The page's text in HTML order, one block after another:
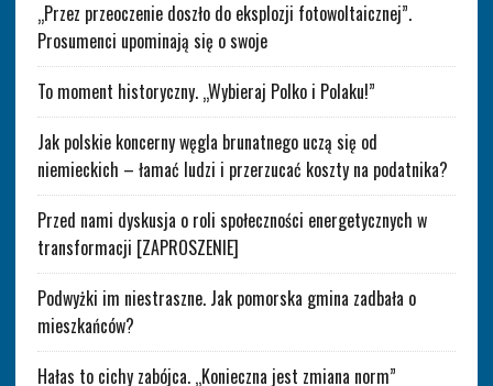
„Przez przeoczenie doszło do eksplozji fotowoltaicznej”.
Prosumenci upominają się o swoje
To moment historyczny. „Wybieraj Polko i Polaku!”
Jak polskie koncerny węgla brunatnego uczą się od
niemieckich – łamać ludzi i przerzucać koszty na podatnika?
Przed nami dyskusja o roli społeczności energetycznych w
transformacji [ZAPROSZENIE]
Podwyżki im niestraszne. Jak pomorska gmina zadbała o
mieszkańców?
Hałas to cichy zabójca. „Konieczna jest zmiana norm”